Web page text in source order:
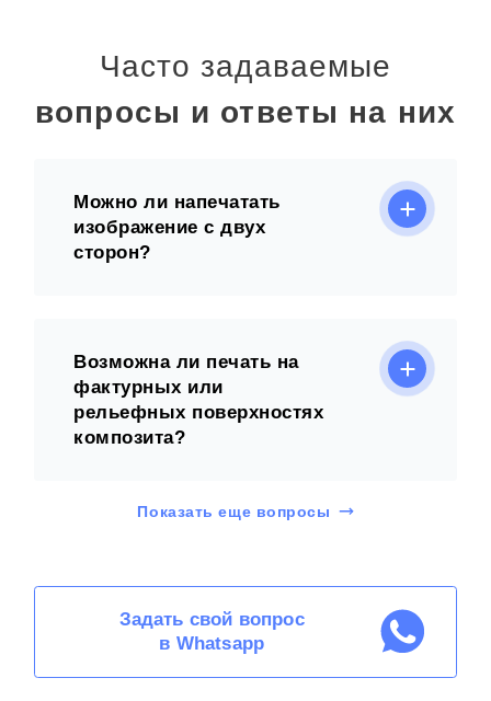
Часто задаваемые
вопросы и ответы на них
Можно ли напечатать
изображение с двух
сторон?
Возможна ли печать на
фактурных или
рельефных поверхностях
композита?
Показать еще вопросы
Задать свой вопрос
в Whatsapp